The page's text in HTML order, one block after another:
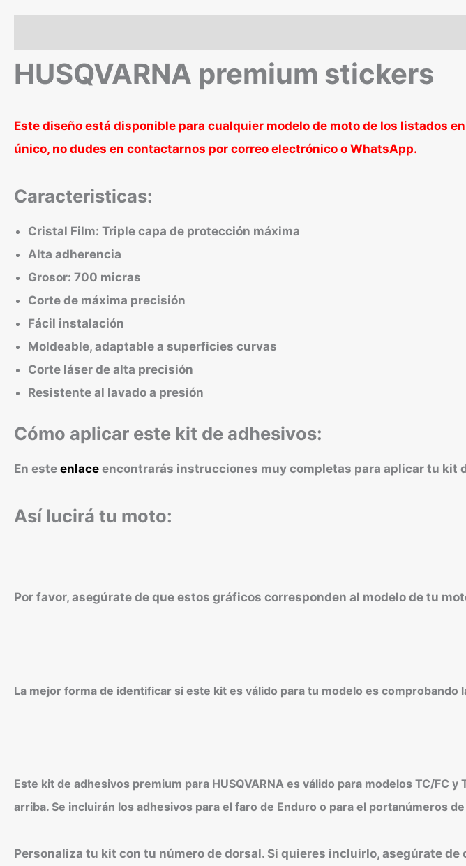
HUSQVARNA premium stickers
Este diseño está disponible para cualquier modelo de moto de los listados
único, no dudes en contactarnos por correo electrónico o WhatsApp.
Caracteristicas:
Cristal Film: Triple capa de protección máxima
Alta adherencia
Grosor: 700 micras
Corte de máxima precisión
Fácil instalación
Moldeable, adaptable a superficies curvas
Corte láser de alta precisión
Resistente al lavado a presión
Cómo aplicar este kit de adhesivos:
En este enlace encontrarás instrucciones muy completas para aplicar tu kit
Así lucirá tu moto:
Por favor, asegúrate de que estos gráficos corresponden al modelo de tu
La mejor forma de identificar si este kit es válido para tu modelo es comprobando
Este kit de adhesivos premium para HUSQVARNA es válido para modelos TC/FC
arriba. Se incluirán los adhesivos para el faro de Enduro o para el portanúmeros
Personaliza tu kit con tu número de dorsal. Si quieres incluirlo, asegúrate